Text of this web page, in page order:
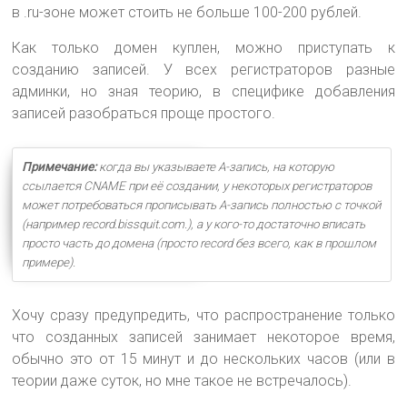
в .ru-зоне может стоить не больше 100-200 рублей.
Как только домен куплен, можно приступать к
созданию записей. У всех регистраторов разные
админки, но зная теорию, в специфике добавления
записей разобраться проще простого.
Примечание:когда вы указываете A-запись, на которую
ссылается CNAME при её создании, у некоторых регистраторов
может потребоваться прописывать A-запись полностью с точкой
(например record.bissquit.com.), а у кого-то достаточно вписать
просто часть до домена (просто record без всего, как в прошлом
примере).
Хочу сразу предупредить, что распространение только
что созданных записей занимает некоторое время,
обычно это от 15 минут и до нескольких часов (или в
теории даже суток, но мне такое не встречалось).